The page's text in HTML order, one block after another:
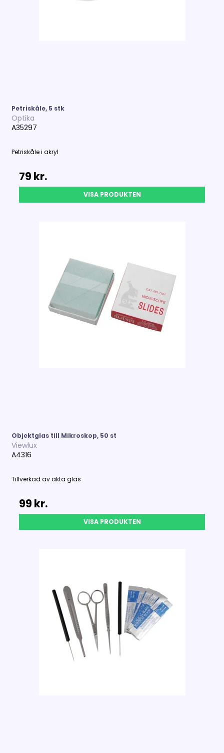
Petriskåle, 5 stk
Optika
A35297
Petriskåle i akryl
79 kr.
VISA PRODUKTEN
Objektglas till Mikroskop, 50 st
Viewlux
A4316
Tillverkad av äkta glas
99 kr.
VISA PRODUKTEN